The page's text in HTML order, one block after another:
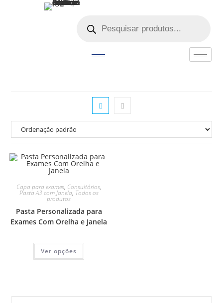
Capa para exames, Consultórios,
Pasta A3 com Janela, Todos os
produtos
Pasta Personalizada para
Exames Com Orelha e Janela
Ver opções